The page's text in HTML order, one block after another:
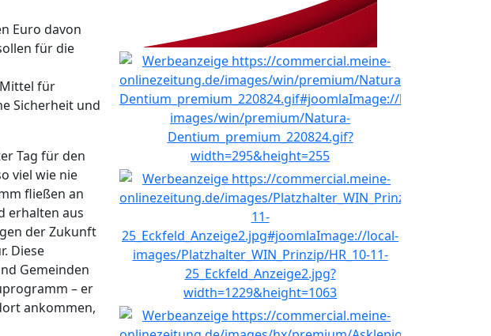
Euro davon
für die
für
Sicherheit und
Tag für den
viel wie nie
fließen an
erhalten aus
der Zukunft
Diese
Gemeinden
– er
ankommen,